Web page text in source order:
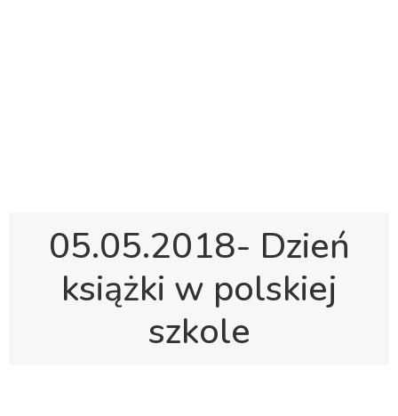
05.05.2018- Dzień
książki w polskiej
szkole